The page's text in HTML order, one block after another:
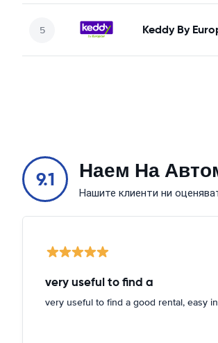
Keddy By
9.1 Наем На
Нашите клиенти ни
very useful to find a
very useful to find a good rental, easy